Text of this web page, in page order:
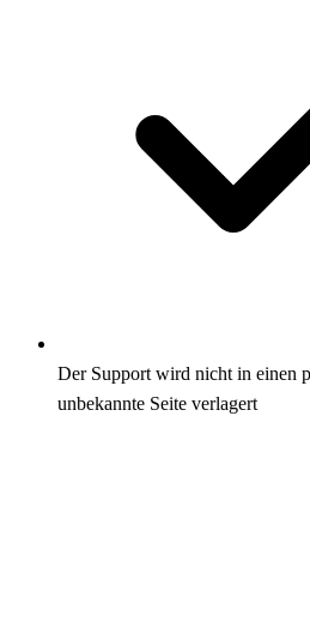
Der Support wird nicht in einen
unbekannte Seite verlagert